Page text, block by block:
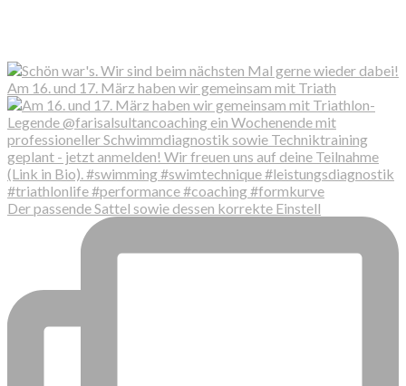
Am 16. und 17. März haben wir gemeinsam mit Triath
Der passende Sattel sowie dessen korrekte Einstell